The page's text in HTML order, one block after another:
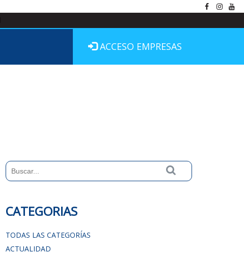
ACCESO EMPRESAS
CATEGORIAS
TODAS LAS CATEGORÍAS
ACTUALIDAD